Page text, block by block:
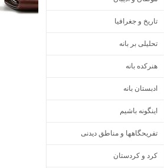
تاریخ و جغرافیا
تحلیلی بر بانه
هنرکده بانه
ادبستان بانه
اینگونه باشیم
تفریحگاهها و مناطق دیدنی
کرد و کردستان